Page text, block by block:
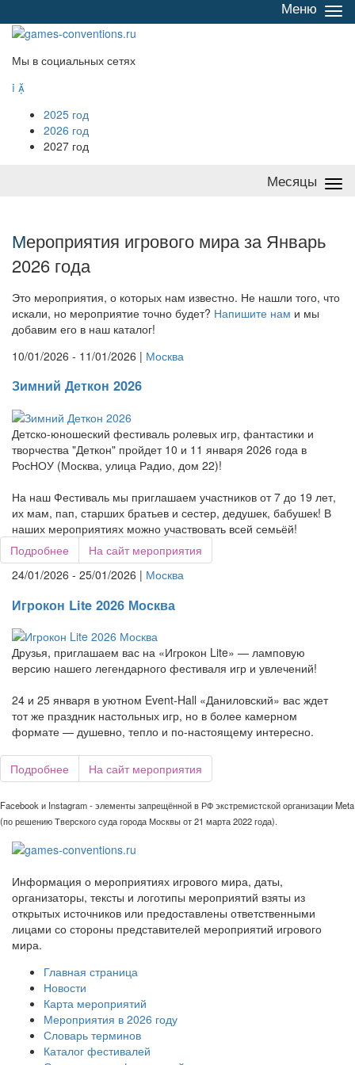
/
Меню
Мы в социальных сетях
 
2025 год
2026 год
2027 год
Месяцы
Мероприятия игрового мира за Январь
2026 года
Это мероприятия, о которых нам известно. Не нашли того, что
искали, но мероприятие точно будет? Напишите нам и мы
добавим его в наш каталог!
10/01/2026 - 11/01/2026 | Москва
Зимний Деткон 2026
Детско-юношеский фестиваль ролевых игр, фантастики и
творчества "Деткон" пройдет 10 и 11 января 2026 года в
РосНОУ (Москва, улица Радио, дом 22)!
На наш Фестиваль мы приглашаем участников от 7 до 19 лет,
их мам, пап, старших братьев и сестер, дедушек, бабушек! В
наших мероприятиях можно участвовать всей семьёй!
Подробнее
На сайт мероприятия
24/01/2026 - 25/01/2026 | Москва
Игрокон Lite 2026 Москва
Друзья, приглашаем вас на «Игрокон Lite» — ламповую
версию нашего легендарного фестиваля игр и увлечений!
24 и 25 января в уютном Event-Hall «Даниловский» вас ждет
тот же праздник настольных игр, но в более камерном
формате — душевно, тепло и по-настоящему интересно.
Подробнее На сайт мероприятия
Facebook и Instagram - элементы запрещённой в РФ экстремистской организации Meta
(по решению Тверского суда города Москвы от 21 марта 2022 года).
Информация о мероприятиях игрового мира, даты,
организаторы, тексты и логотипы мероприятий взяты из
открытых источников или предоставлены ответственными
лицами со стороны представителей мероприятий игрового
мира.
Главная страница
Новости
Карта мероприятий
Мероприятия в 2026 году
Словарь терминов
Каталог фестивалей